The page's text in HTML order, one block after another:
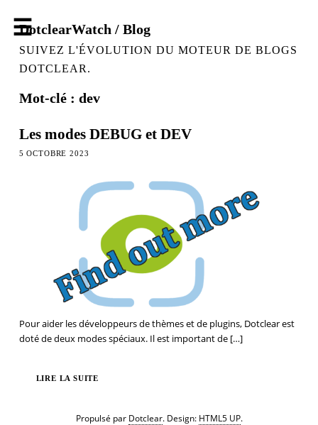
DotclearWatch / Blog
SUIVEZ L'ÉVOLUTION DU MOTEUR DE BLOGS
DOTCLEAR.
Mot-clé : dev
Les modes DEBUG et DEV
5 OCTOBRE 2023
Pour aider les développeurs de thèmes et de plugins, Dotclear est
doté de deux modes spéciaux. Il est important de[…]
LIRE LA SUITE
Propulsé par Dotclear. Design: HTML5 UP.